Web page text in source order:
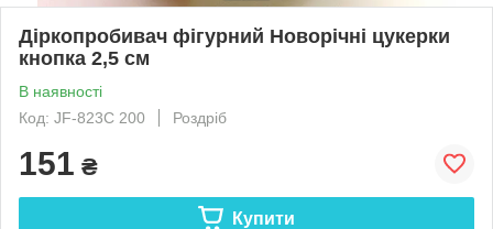
Діркопробивач фігурний Новорічні цукерки
кнопка 2,5 см
В наявності
Код: JF-823C 200
Роздріб
151 ₴
Купити